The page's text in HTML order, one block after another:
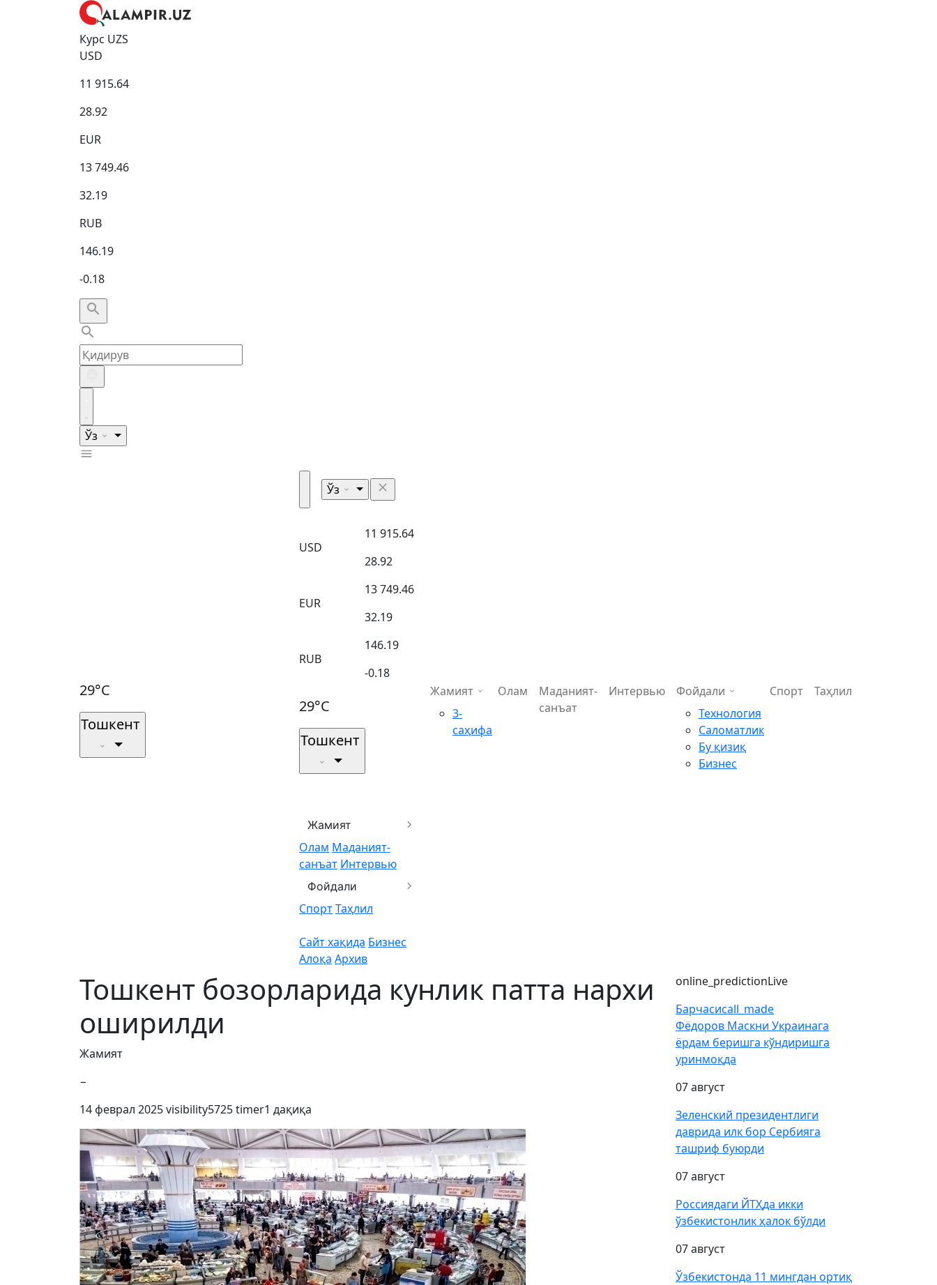
Курс UZS
USD
11 915.64
28.92
EUR
13 749.46
32.19
RUB
146.19
-0.18
Ўз
29°C
Тошкент
Ўз
USD
11 915.64
28.92
EUR
13 749.46
32.19
RUB
146.19
-0.18
29°C
Тошкент
Жамият
Олам Маданият-
санъат Интервью
Фойдали
СпортТаҳлил
Сайт хақида Бизнес
Алоқа Архив
Жамият
3-
саҳифа
Олам
Маданият-
санъат
Интервью
Фойдали
Технология
Саломатлик
Бу қизиқ
Бизнес
Спорт Таҳлил
Тошкент бозорларида кунлик патта нархи
оширилди
Жамият
−
14 феврал 2025visibility5725timer1 дақиқа
online_predictionLive
Барчасиcall_made
Фёдоров Маскни Украинага
ёрдам беришга кўндиришга
уринмоқда
07 август
Зеленский президентлиги
даврида илк бор Сербияга
ташриф буюрди
07 август
Россиядаги ЙТҲда икки
ўзбекистонлик ҳалок бўлди
07 август
Ўзбекистонда 11 мингдан ортиқ